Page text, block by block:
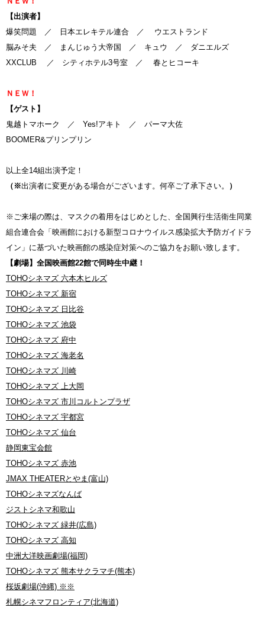
【出演者】
爆笑問題 ／ 日本エレキテル連合 ／ ウエストランド
脳みそ夫 ／ まんじゅう大帝国 ／ キュウ ／ ダニエルズ
XXCLUB ／ シティホテル3号室 ／ 春とヒコーキ
ＮＥＷ！
【ゲスト】
鬼越トマホーク ／ Yes!アキト ／ パーマ大佐
BOOMER&プリンプリン
以上全14組出演予定！
（ ※出演者に変更がある場合がございます。何卒ご了承下さい。 ）
※ご来場の際は、マスクの着用をはじめとした、 全国興行生活衛生同業
組合連合会「映画館における新型コロナウイルス感染拡大予防ガイドラ
イン」 に基づいた映画館の感染症対策へのご協力をお願い致します。
【劇場】全国映画館22館で同時生中継！
TOHOシネマズ 六本木ヒルズ
TOHOシネマズ 新宿
TOHOシネマズ 日比谷
TOHOシネマズ 池袋
TOHOシネマズ 府中
TOHOシネマズ 海老名
TOHOシネマズ 川崎
TOHOシネマズ 上大岡
TOHOシネマズ 市川コルトンプラザ
TOHOシネマズ 宇都宮
TOHOシネマズ 仙台
静岡東宝会館
TOHOシネマズ 赤池
JMAX THEATERとやま(富山)
TOHOシネマズなんば
ジストシネマ和歌山
TOHOシネマズ 緑井(広島)
TOHOシネマズ 高知
中洲大洋映画劇場(福岡)
TOHOシネマズ 熊本サクラマチ(熊本)
桜坂劇場(沖縄) ※※
札幌シネマフロンティア(北海道)